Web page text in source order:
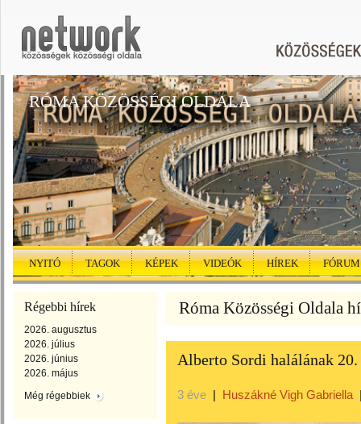
RÓMA KÖZÖSSÉGI OLDALA
NYITÓ TAGOK KÉPEK VIDEÓK HÍREK FÓRUM
Régebbi hírek
2026. augusztus
2026. július
2026. június
2026. május
Még régebbiek
Róma Közösségi Oldala
Alberto Sordi halálának
3 éve | Huszákné Vigh Gabriella